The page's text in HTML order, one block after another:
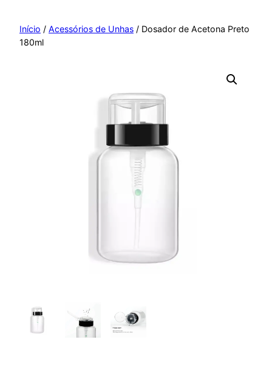
paraInício / Acessórios de Unhas / Dosador de Acetona Preto
180ml